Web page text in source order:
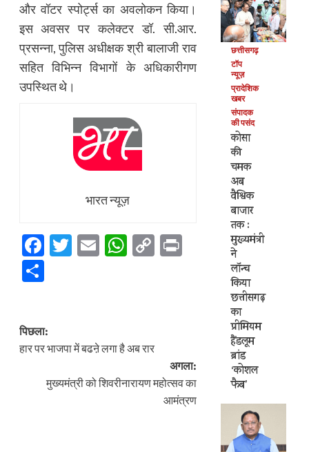
और वॉटर स्पोर्ट्स का अवलोकन किया।
इस अवसर पर कलेक्टर डॉ. सी.आर.
प्रसन्ना, पुलिस अधीक्षक श्री बालाजी राव
सहित विभिन्न विभागों के अधिकारीगण
उपस्थित थे।
भारत न्यूज़
Facebook
Twitter
EmailWhatsApp
CopyPrint
Share
पोस्ट
नेविगेशन
पिछला:
हार पर भाजपा में बढऩे लगा है अब रार
अगला:
मुख्यमंत्री को शिवरीनारायण महोत्सव का
आमंत्रण
छत्तीसगढ़
टॉप
न्यूज़
प्रादेशिक
खबर
संपादक
की पसंद
कोसा
की
चमक
अब
वैश्विक
बाजार
तक :
मुख्यमंत्री
ने
लॉन्च
किया
छत्तीसगढ़
का
प्रीमियम
हैंडलूम
ब्रांड
‘कोशल
फैब’